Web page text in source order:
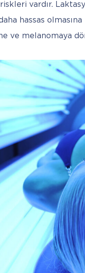
vardır.
hassas
ve melanomaya